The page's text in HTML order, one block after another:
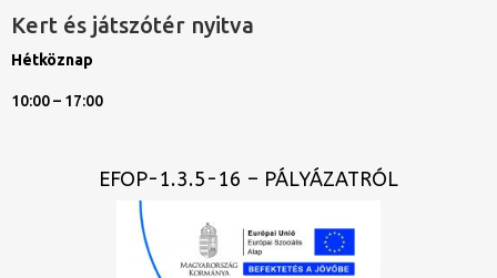
Kert és játszótér nyitva
Hétköznap
10:00 – 17:00
EFOP-1.3.5-16 – PÁLYÁZATRÓL